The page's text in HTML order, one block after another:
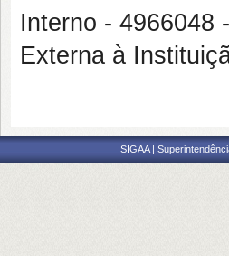
Interno - 4966048
Externa à
SIGAA |